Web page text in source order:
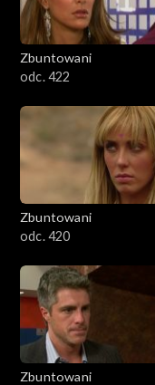
Zbuntowani
odc. 422
Zbuntowani
odc. 420
Zbuntowani